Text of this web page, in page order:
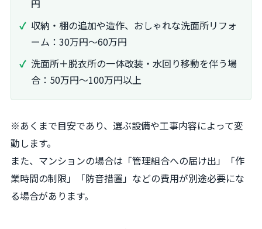
円
収納・棚の追加や造作、おしゃれな洗面所リフォ
ーム：30万円～60万円
洗面所＋脱衣所の一体改装・水回り移動を伴う場
合：50万円～100万円以上
※あくまで目安であり、選ぶ設備や工事内容によって変
動します。
また、マンションの場合は「管理組合への届け出」「作
業時間の制限」「防音措置」などの費用が別途必要にな
る場合があります。